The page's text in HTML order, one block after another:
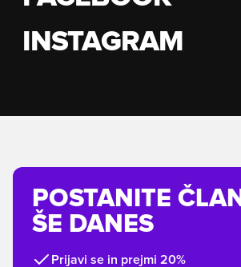
INSTAGRAM
POSTANITE ČLAN
ŠE DANES
Prijavi se in prejmi 20%